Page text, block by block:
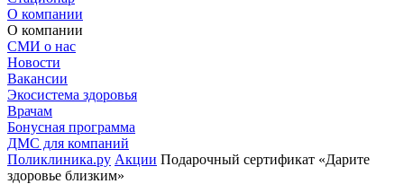
О компании
О компании
СМИ о нас
Новости
Вакансии
Экосистема здоровья
Врачам
Бонусная программа
ДМС для компаний
Поликлиника.ру Акции Подарочный сертификат «Дарите
здоровье близким»